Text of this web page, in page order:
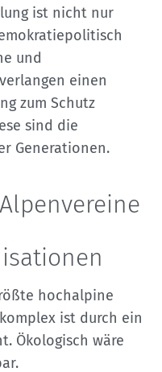
ist nicht nur
und
einen
zum Schutz
sind die
Generationen.
hochalpine
ist durch ein
Ökologisch wäre